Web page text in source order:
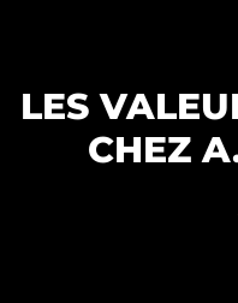
LES
CHEZ